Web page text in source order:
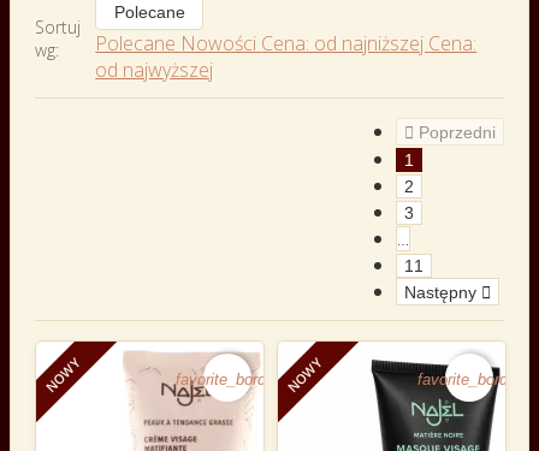
Sortuj
wg:
Polecane
Polecane Nowości Cena: od najniższej Cena:
od najwyższej
 Poprzedni
1
2
3
…
11
Następny 
NOWY favorite_borderNOWY favorite_border